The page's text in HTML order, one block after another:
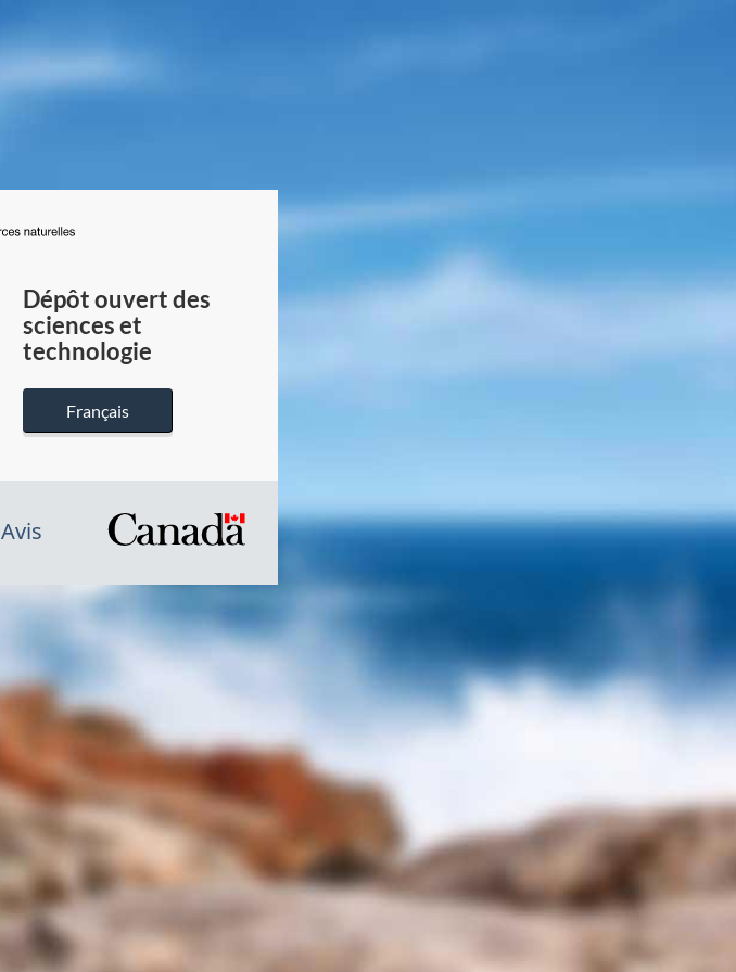
du
Canada
Dépôt ouvert des
sciences et
technologie
Français
Avis
/
gouvernement